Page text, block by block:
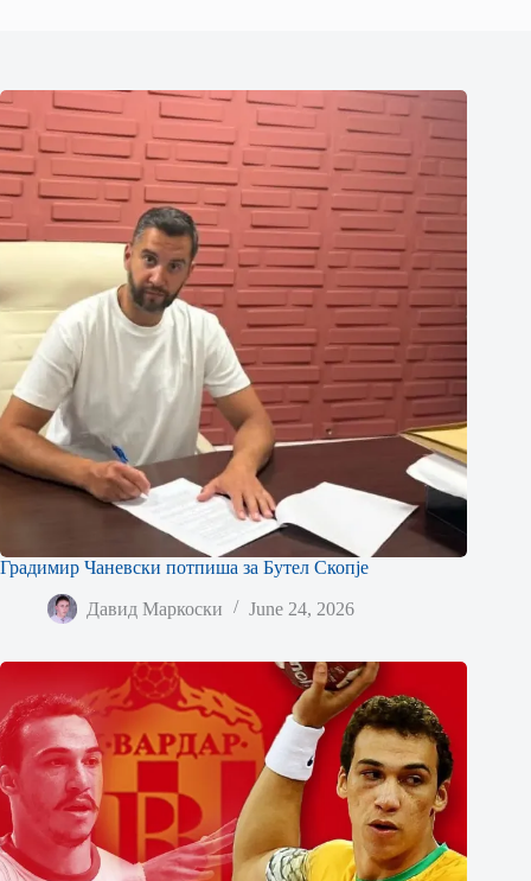
Градимир Чаневски потпиша за Бутел Скопје
Давид Маркоски June 24, 2026